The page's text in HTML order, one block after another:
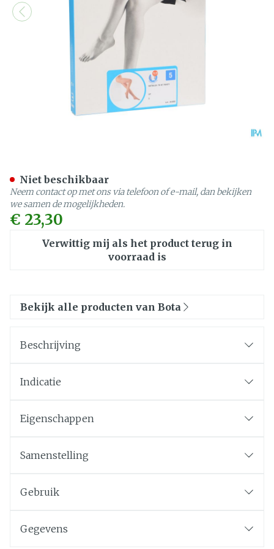
€ 23,30
Verwittig mij als het product terug in
voorraad is
Niet beschikbaar
Neem contact op met ons via telefoon of e-mail, dan bekijken
we samen de mogelijkheden.
Bekijk alle producten van Bota
Beschrijving
Indicatie
Eigenschappen
Samenstelling
Gebruik
Gegevens